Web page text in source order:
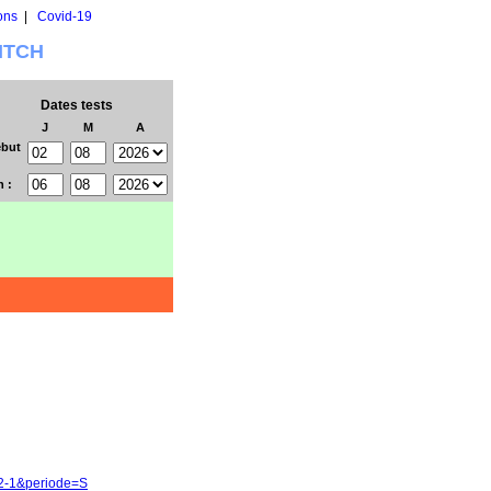
| Covid-19
Dates tests
J M
A
:
1&periode=S